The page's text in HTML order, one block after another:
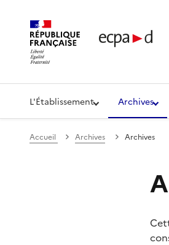
Établissement de
L'Établissement Archives
Accueil Archives Archives